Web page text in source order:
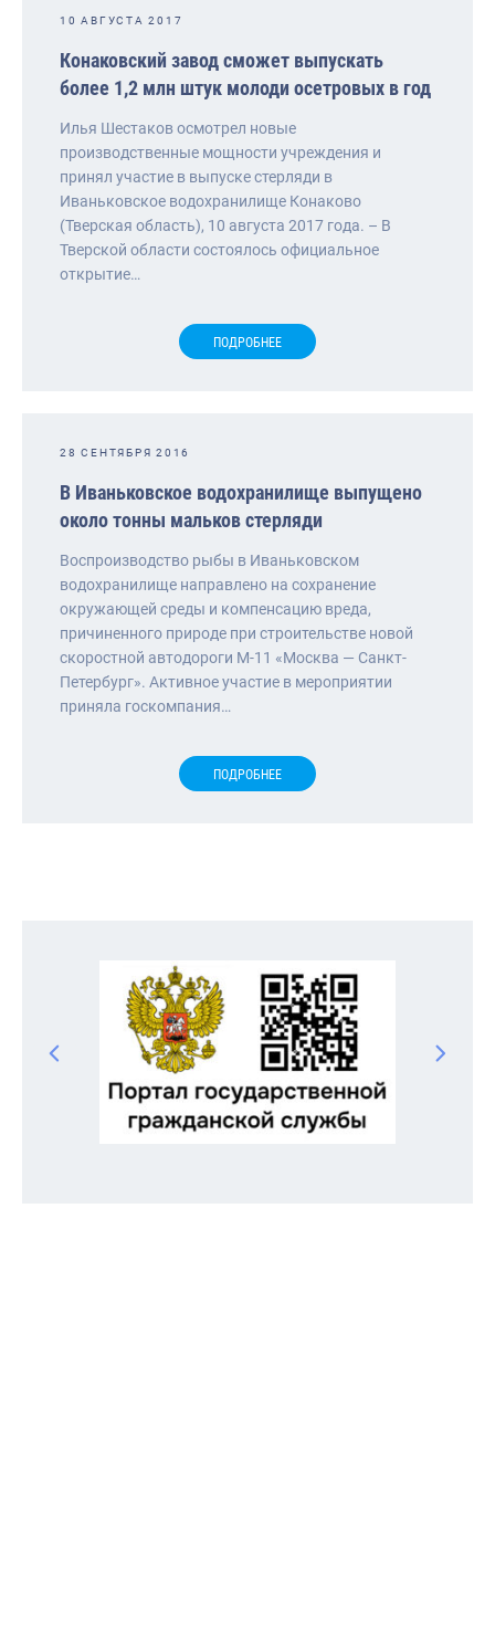
10 АВГУСТА 2017
Конаковский завод сможет выпускать
более 1,2 млн штук молоди осетровых в год
Илья Шестаков осмотрел новые
производственные мощности учреждения и
принял участие в выпуске стерляди в
Иваньковское водохранилище Конаково
(Тверская область), 10 августа 2017 года. – В
Тверской области состоялось официальное
открытие…
ПОДРОБНЕЕ
28 СЕНТЯБРЯ 2016
В Иваньковское водохранилище выпущено
около тонны мальков стерляди
Воспроизводство рыбы в Иваньковском
водохранилище направлено на сохранение
окружающей среды и компенсацию вреда,
причиненного природе при строительстве новой
скоростной автодороги М-11 «Москва — Санкт-
Петербург». Активное участие в мероприятии
приняла госкомпания…
ПОДРОБНЕЕ